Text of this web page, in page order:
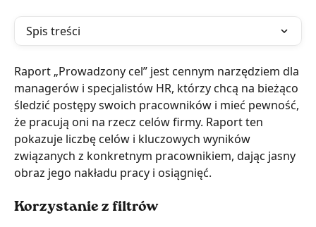
Spis treści
Raport „Prowadzony cel” jest cennym narzędziem dla
managerów i specjalistów HR, którzy chcą na bieżąco
śledzić postępy swoich pracowników i mieć pewność,
że pracują oni na rzecz celów firmy. Raport ten
pokazuje liczbę celów i kluczowych wyników
związanych z konkretnym pracownikiem, dając jasny
obraz jego nakładu pracy i osiągnięć.
Korzystanie z filtrów